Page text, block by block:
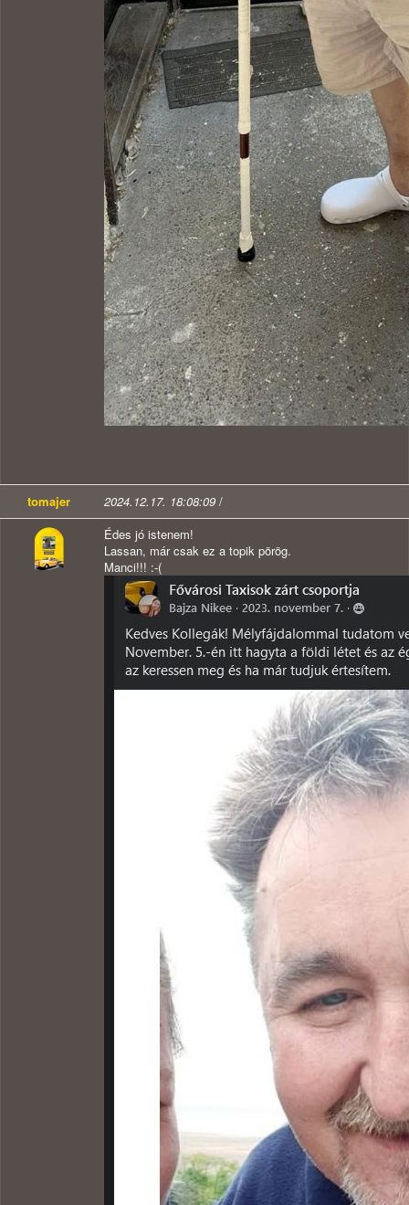
tomajer 2024.12.17. 18:08:09 /
Édes jó istenem!
Lassan, már csak ez a topik pörög.
Manci!!! :-(